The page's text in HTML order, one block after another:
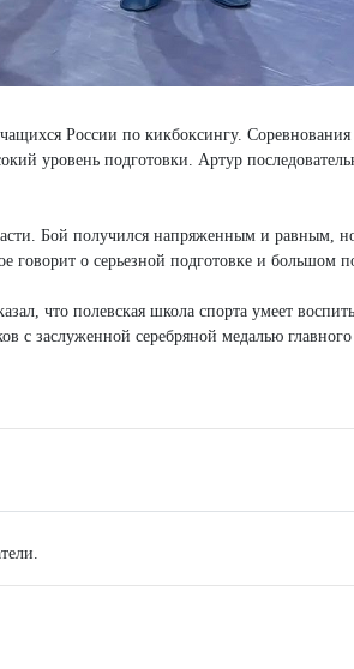
России по кикбоксингу.
уровень подготовки. Артур
Бой получился напряженным и равным,
говорит о серьезной подготовке и большом
что полевская школа спорта умеет
с заслуженной серебряной медалью